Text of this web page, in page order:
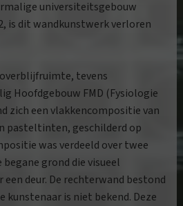
universiteitsgebouw
is dit wandkunstwerk verloren
overblijfruimte, tevens
Hoofdgebouw FMD (Fysiologie
zich een vlakkencompositie van
pasteltinten, geschilderd op
was verdeeld over twee
begane grond die visueel
een deur. De rechterwand bestond
kunstenaar is niet bekend. Deze